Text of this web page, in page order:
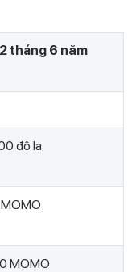
tháng 6 năm
đô la
MOMO